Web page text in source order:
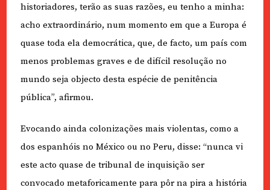
historiadores, terão as suas razões, eu tenho a minha:
acho extraordinário, num momento em que a Europa é
quase toda ela democrática, que, de facto, um país com
menos problemas graves e de difícil resolução no
mundo seja objecto desta espécie de penitência
pública”, afirmou.
Evocando ainda colonizações mais violentas, como a
dos espanhóis no México ou no Peru, disse: “nunca vi
este acto quase de tribunal de inquisição ser
convocado metaforicamente para pôr na pira a história